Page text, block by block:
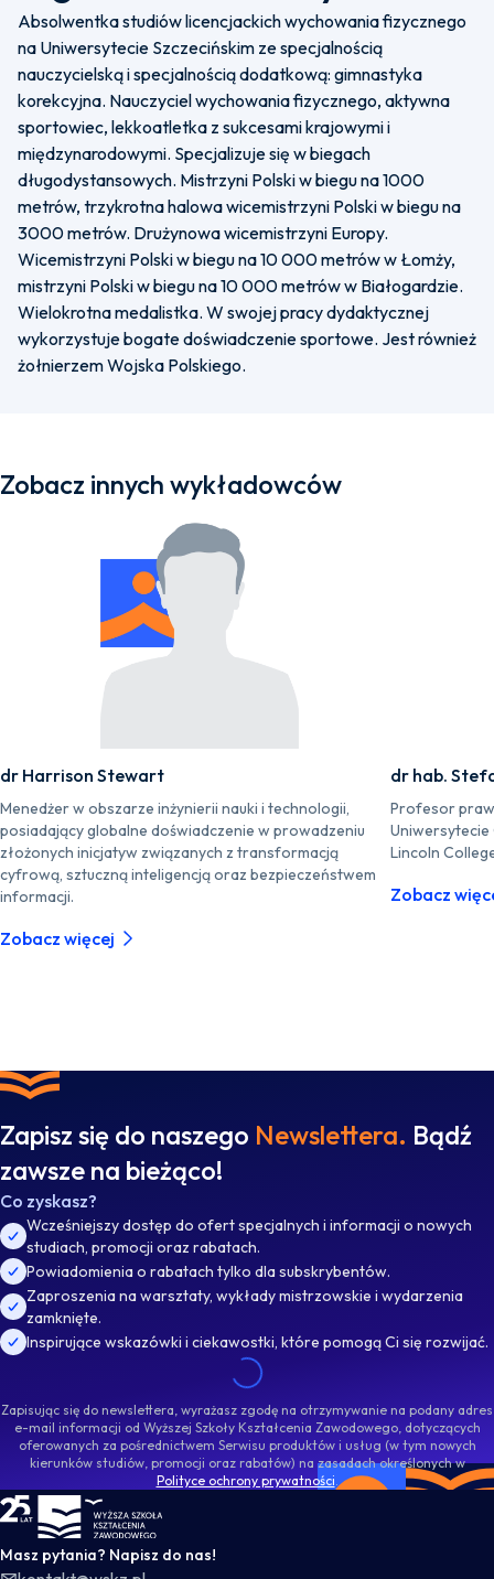
Absolwentka studiów licencjackich wychowania fizycznego
na Uniwersytecie Szczecińskim ze specjalnością
nauczycielską i specjalnością dodatkową: gimnastyka
korekcyjna. Nauczyciel wychowania fizycznego, aktywna
sportowiec, lekkoatletka z sukcesami krajowymi i
międzynarodowymi. Specjalizuje się w biegach
długodystansowych. Mistrzyni Polski w biegu na 1000
metrów, trzykrotna halowa wicemistrzyni Polski w biegu na
3000 metrów. Drużynowa wicemistrzyni Europy.
Wicemistrzyni Polski w biegu na 10 000 metrów w Łomży,
mistrzyni Polski w biegu na 10 000 metrów w Białogardzie.
Wielokrotna medalistka. W swojej pracy dydaktycznej
wykorzystuje bogate doświadczenie sportowe. Jest również
żołnierzem Wojska Polskiego.
Zobacz innych wykładowców
dr Harrison Stewart
Menedżer w obszarze inżynierii nauki i technologii,
posiadający globalne doświadczenie w prowadzeniu
złożonych inicjatyw związanych z transformacją
cyfrową, sztuczną inteligencją oraz bezpieczeństwem
informacji.
Zobacz więcej
dr hab.
Profesor
Lincoln
Zobacz
Zapisz się do naszego Newslettera. Bądź
zawsze na bieżąco!
Co zyskasz?
Wcześniejszy dostęp do ofert specjalnych i informacji o nowych
studiach, promocji oraz rabatach.
Powiadomienia o rabatach tylko dla subskrybentów.
Zaproszenia na warsztaty, wykłady mistrzowskie i wydarzenia
zamknięte.
Inspirujące wskazówki i ciekawostki, które pomogą Ci się rozwijać.
Zapisując się do newslettera, wyrażasz zgodę na otrzymywanie na podany adres
e-mail informacji od Wyższej Szkoły Kształcenia Zawodowego, dotyczących
oferowanych za pośrednictwem Serwisu produktów i usług (w tym nowych
kierunków studiów, promocji oraz rabatów) na zasadach określonych w
Polityce ochrony prywatności.
WSKZ - strona główna
Masz pytania? Napisz do nas!